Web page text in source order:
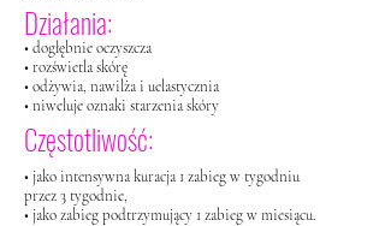
Działania:
• dogłębnie oczyszcza
• rozświetla skórę
• odżywia, nawilża i uelastycznia
• niweluje oznaki starzenia skóry
Częstotliwość:
• jako intensywna kuracja 1 zabieg w tygodniu
przez 3 tygodnie,
• jako zabieg podtrzymujący 1 zabieg w miesiącu.